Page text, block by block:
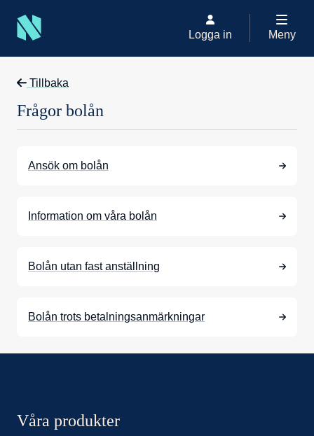
Logga in Meny
Kontakt Ny kund Frågor bolån
Tillbaka
Frågor bolån
Ansök om bolån
Information om våra bolån
Bolån utan fast anställning
Bolån trots betalningsanmärkningar
Nordax sidor
Våra produkter